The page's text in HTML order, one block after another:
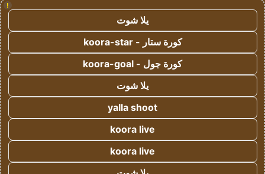
!
يلا شوت
كورة ستار - koora-star
كورة جول - koora-goal
يلا شوت
yalla shoot
koora live
koora live